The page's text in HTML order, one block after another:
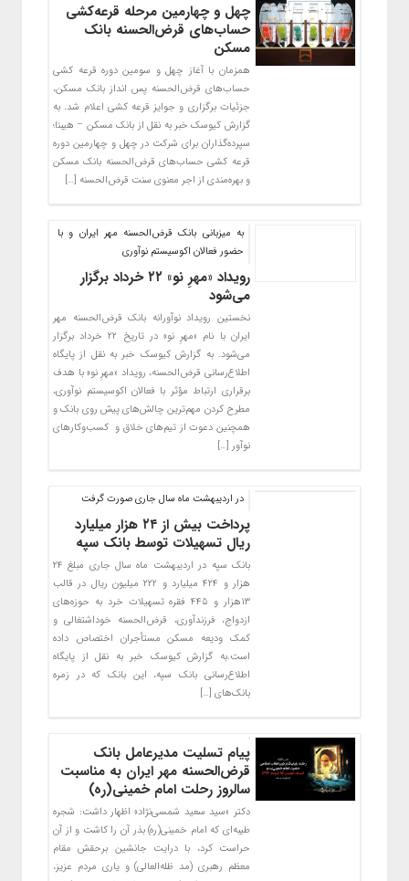
چهل و چهارمین مرحله قرعه‌کشی
حساب‌های قرض‌الحسنه بانک
مسکن
‎همزمان با آغاز چهل و سومین دوره قرعه کشی
حساب‌های قرض‌الحسنه پس انداز بانک مسکن،
جزئیات برگزاری و جوایز قرعه کشی اعلام شد. به
گزارش کیوسک خبر به نقل از بانک مسکن – هیبنا؛
سپرده‌گذاران برای شرکت در چهل و چهارمین دوره
قرعه کشی حساب‌های قرض‌الحسنه بانک مسکن
و بهره‌مندی از اجر معنوی سنت قرض‌الحسنه […]
به میزبانی بانک قرض‌الحسنه مهر ایران و با
حضور فعالان اکوسیستم نوآوری
رویداد «مهرِ نو» ۲۲ خرداد برگزار
می‌شود
نخستین رویداد نوآورانه بانک قرض‌الحسنه مهر
ایران با نام «مهرِ نو» در تاریخ ۲۲ خرداد برگزار
می‌شود. ‌به گزارش کیوسک خبر به نقل از پایگاه
اطلاع‌رسانی قرض‌الحسنه، رویداد «مهرِ نو» با هدف
برقراری ارتباط مؤثر با فعالان اکوسیستم نوآوری،
مطرح کردن مهم‌ترین چالش‌های پیش روی بانک و
همچنین دعوت از تیم‌های خلاق و کسب‌وکارهای
نوآور […]
در اردیبهشت ‌ماه سال جاری صورت گرفت
پرداخت بیش از ۲۴ هزار میلیارد
ریال تسهیلات توسط بانک سپه
بانک سپه در اردیبهشت ماه سال جاری مبلغ ۲۴
هزار و ۴۲۴ میلیارد و ۲۲۲ میلیون ریال در قالب
۱۳هزار و ۴۴۵ فقره تسهیلات خرد به حوزه‌های
ازدواج، فرزندآوری، قرض‌الحسنه خوداشتغالی و
کمک ودیعه مسکن مستأجران اختصاص داده
است.به گزارش کیوسک خبر به نقل از پایگاه
اطلاع‌رسانی بانک سپه، این بانک که در زمره
بانک‌های […]
پیام تسلیت مدیرعامل بانک
قرض‌الحسنه مهر ایران به مناسبت
سالروز رحلت امام خمینی(ره)
دکتر «سید سعید شمسی‌نژاد» اظهار داشت: شجره
طیبه‌ای که امام خمینی(ره) بذر آن را کاشت و از آن
حراست کرد، با درایت جانشین برحقش مقام
معظم رهبری (مد ظله‌العالی) و یاری مردم عزیز،